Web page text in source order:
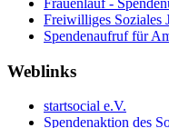
Frauenlauf -
Freiwilliges Soziales
Spendenaufruf für
Weblinks
startsocial e.V.
Spendenaktion des